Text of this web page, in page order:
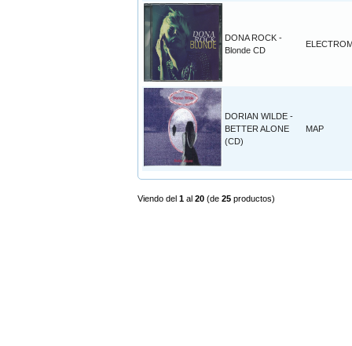
DONA ROCK -
Blonde CD
DORIAN WILDE -
BETTER ALONE
(CD)
MAP
Viendo del 1 al 20 (de 25 productos)